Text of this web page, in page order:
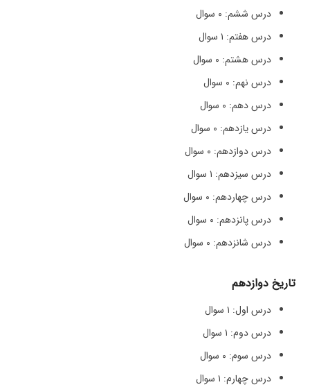
درس ششم: ۰ سوال
درس هفتم: ۱ سوال
درس هشتم: ۰ سوال
درس نهم: ۰ سوال
درس دهم: ۰ سوال
درس یازدهم: ۰ سوال
درس دوازدهم: ۰ سوال
درس سیزدهم: ۱ سوال
درس چهاردهم: ۰ سوال
درس پانزدهم: ۰ سوال
درس شانزدهم: ۰ سوال
تاریخ دوازدهم
درس اول: ۱ سوال
درس دوم: ۱ سوال
درس سوم: ۰ سوال
درس چهارم: ۱ سوال